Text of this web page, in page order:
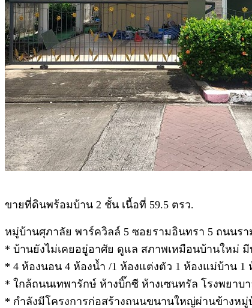
ขายที่ดินพร้อมบ้าน 2 ชั้น เนื้อที่ 59.5 ตรว.
หมู่บ้านศุภาลัย พาร์ควิลล์ 5 ซอยรามอินทรา 5 ถนนร
* บ้านยังไม่เคยอยู่อาศัย ดูแล สภาพเหมือนบ้านใหม่
* 4 ห้องนอน 4 ห้องน้ำ /1 ห้องแต่งตัว 1 ห้องแม่บ้าน 1
* ใกล้ถนนเทพารักษ์ ห้างบิ๊กซี ห้างเซนทรัล โรงพยาบ
* กำลังมีโครงการก่อสร้างถนนขนานใหญ่ผ่านข้างหมู่